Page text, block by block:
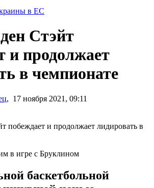
в ЕС
Стэйт
и продолжает
в чемпионате
, 17 ноября 2021, 09:11
в игре с Бруклином
баскетбольной